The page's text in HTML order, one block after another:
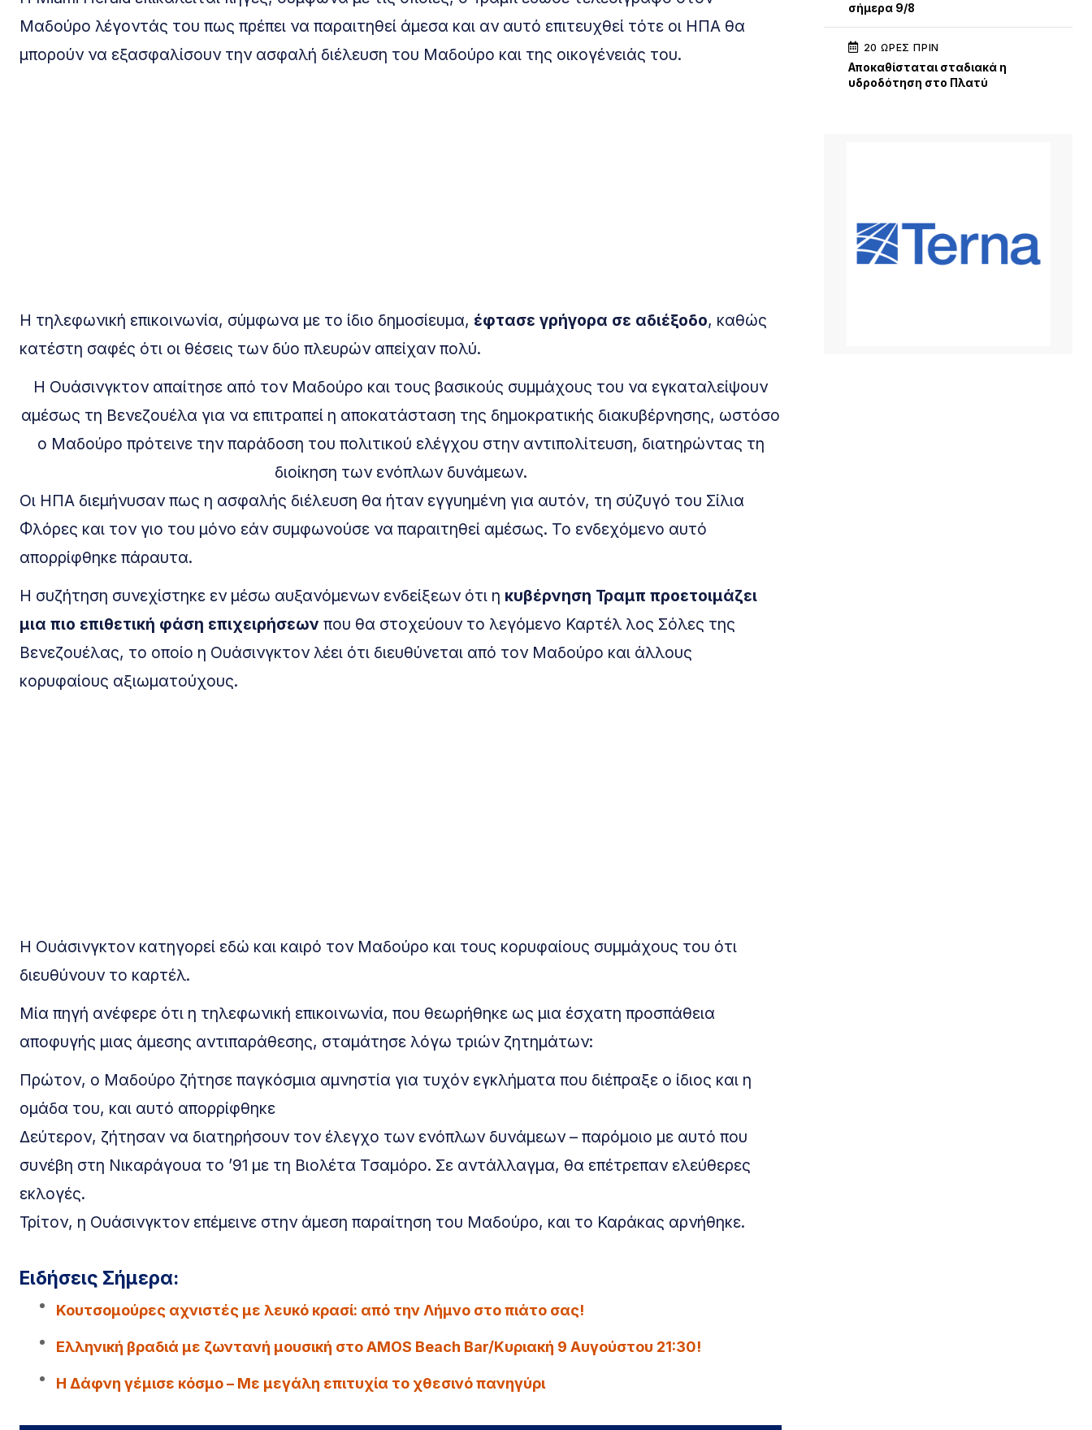
Μαδούρο λέγοντάς του πως πρέπει να παραιτηθεί άμεσα και αν αυτό επιτευχθεί τότε οι ΗΠΑ θα
μπορούν να εξασφαλίσουν την ασφαλή διέλευση του Μαδούρο και της οικογένειάς του.
Η τηλεφωνική επικοινωνία, σύμφωνα με το ίδιο δημοσίευμα, έφτασε γρήγορα σε αδιέξοδο, καθώς
κατέστη σαφές ότι οι θέσεις των δύο πλευρών απείχαν πολύ.
Η Ουάσινγκτον απαίτησε από τον Μαδούρο και τους βασικούς συμμάχους του να εγκαταλείψουν
αμέσως τη Βενεζουέλα για να επιτραπεί η αποκατάσταση της δημοκρατικής διακυβέρνησης, ωστόσο
ο Μαδούρο πρότεινε την παράδοση του πολιτικού ελέγχου στην αντιπολίτευση, διατηρώντας τη
διοίκηση των ενόπλων δυνάμεων.
Οι ΗΠΑ διεμήνυσαν πως η ασφαλής διέλευση θα ήταν εγγυημένη για αυτόν, τη σύζυγό του Σίλια
Φλόρες και τον γιο του μόνο εάν συμφωνούσε να παραιτηθεί αμέσως. Το ενδεχόμενο αυτό
απορρίφθηκε πάραυτα.
Η συζήτηση συνεχίστηκε εν μέσω αυξανόμενων ενδείξεων ότι η κυβέρνηση Τραμπ προετοιμάζει
μια πιο επιθετική φάση επιχειρήσεων που θα στοχεύουν το λεγόμενο Καρτέλ λος Σόλες της
Βενεζουέλας, το οποίο η Ουάσινγκτον λέει ότι διευθύνεται από τον Μαδούρο και άλλους
κορυφαίους αξιωματούχους.
Η Ουάσινγκτον κατηγορεί εδώ και καιρό τον Μαδούρο και τους κορυφαίους συμμάχους του ότι
διευθύνουν το καρτέλ.
Μία πηγή ανέφερε ότι η τηλεφωνική επικοινωνία, που θεωρήθηκε ως μια έσχατη προσπάθεια
αποφυγής μιας άμεσης αντιπαράθεσης, σταμάτησε λόγω τριών ζητημάτων:
Πρώτον, ο Μαδούρο ζήτησε παγκόσμια αμνηστία για τυχόν εγκλήματα που διέπραξε ο ίδιος και η
ομάδα του, και αυτό απορρίφθηκε
Δεύτερον, ζήτησαν να διατηρήσουν τον έλεγχο των ενόπλων δυνάμεων – παρόμοιο με αυτό που
συνέβη στη Νικαράγουα το ’91 με τη Βιολέτα Τσαμόρο. Σε αντάλλαγμα, θα επέτρεπαν ελεύθερες
εκλογές.
Τρίτον, η Ουάσινγκτον επέμεινε στην άμεση παραίτηση του Μαδούρο, και το Καράκας αρνήθηκε.
Ειδήσεις Σήμερα:
Κουτσομούρες αχνιστές με λευκό κρασί: από την Λήμνο στο πιάτο σας!
Ελληνική βραδιά με ζωντανή μουσική στο AMOS Beach Bar/Κυριακή 9 Αυγούστου 21:30!
Η Δάφνη γέμισε κόσμο – Με μεγάλη επιτυχία το χθεσινό πανηγύρι
σήμερα 9/8
20 ΏΡΕΣ ΠΡΙΝ
Αποκαθίσταται σταδιακά η
υδροδότηση στο Πλατύ